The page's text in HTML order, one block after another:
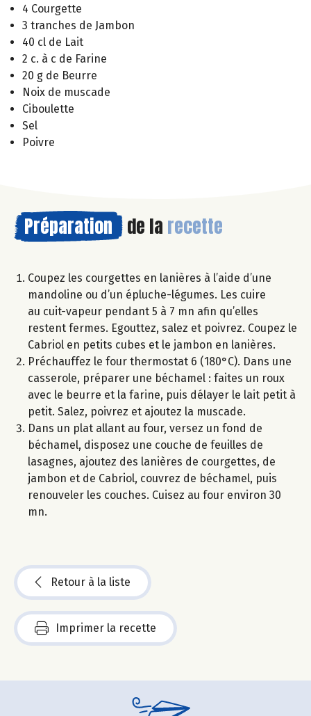
4 Courgette
3 tranches de Jambon
40 cl de Lait
2 c. à c de Farine
20 g de Beurre
Noix de muscade
Ciboulette
Sel
Poivre
Préparation de la recette
Coupez les courgettes en lanières à l’aide d’une
mandoline ou d’un épluche-légumes. Les cuire
au cuit-vapeur pendant 5 à 7 mn afin qu’elles
restent fermes. Egouttez, salez et poivrez. Coupez le
Cabriol en petits cubes et le jambon en lanières.
Préchauffez le four thermostat 6 (180°C). Dans une
casserole, préparer une béchamel : faites un roux
avec le beurre et la farine, puis délayer le lait petit à
petit. Salez, poivrez et ajoutez la muscade.
Dans un plat allant au four, versez un fond de
béchamel, disposez une couche de feuilles de
lasagnes, ajoutez des lanières de courgettes, de
jambon et de Cabriol, couvrez de béchamel, puis
renouveler les couches. Cuisez au four environ 30
mn.
Retour à la liste
Imprimer la recette